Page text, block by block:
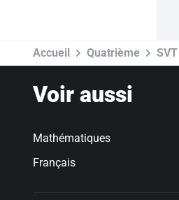
Accueil Quatrième SVT
Voir aussi
Mathématiques
Français